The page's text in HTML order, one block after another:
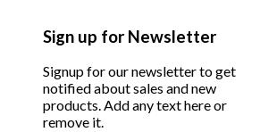
Sign up for Newsletter
Signup for our newsletter to get
notified about sales and new
products. Add any text here or
remove it.